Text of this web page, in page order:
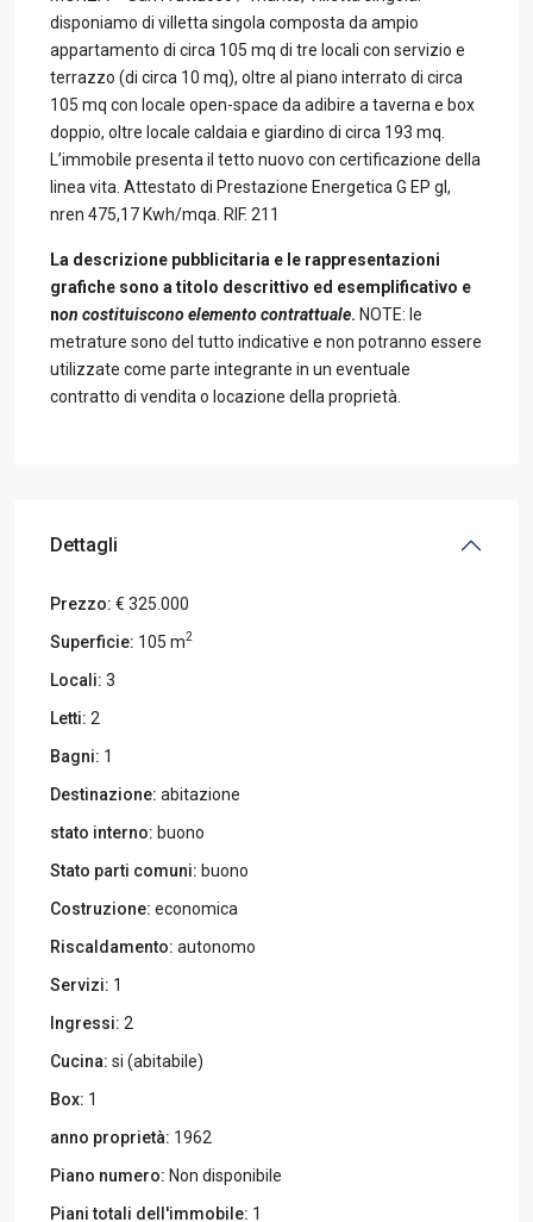
disponiamo di villetta singola composta da ampio
appartamento di circa 105 mq di tre locali con servizio e
terrazzo (di circa 10 mq), oltre al piano interrato di circa
105 mq con locale open-space da adibire a taverna e box
doppio, oltre locale caldaia e giardino di circa 193 mq.
L’immobile presenta il tetto nuovo con certificazione della
linea vita. Attestato di Prestazione Energetica G EP gl,
nren 475,17 Kwh/mqa. RIF. 211
La descrizione pubblicitaria e le rappresentazioni
grafiche sono a titolo descrittivo ed esemplificativo e
non costituiscono elemento contrattuale. NOTE: le
metrature sono del tutto indicative e non potranno essere
utilizzate come parte integrante in un eventuale
contratto di vendita o locazione della proprietà.
Dettagli
Prezzo: € 325.000
Superficie: 105 m2
Locali: 3
Letti: 2
Bagni: 1
Destinazione: abitazione
stato interno: buono
Stato parti comuni: buono
Costruzione: economica
Riscaldamento: autonomo
Servizi: 1
Ingressi: 2
Cucina: si (abitabile)
Box: 1
anno proprietà: 1962
Piano numero: Non disponibile
Piani totali dell'immobile: 1